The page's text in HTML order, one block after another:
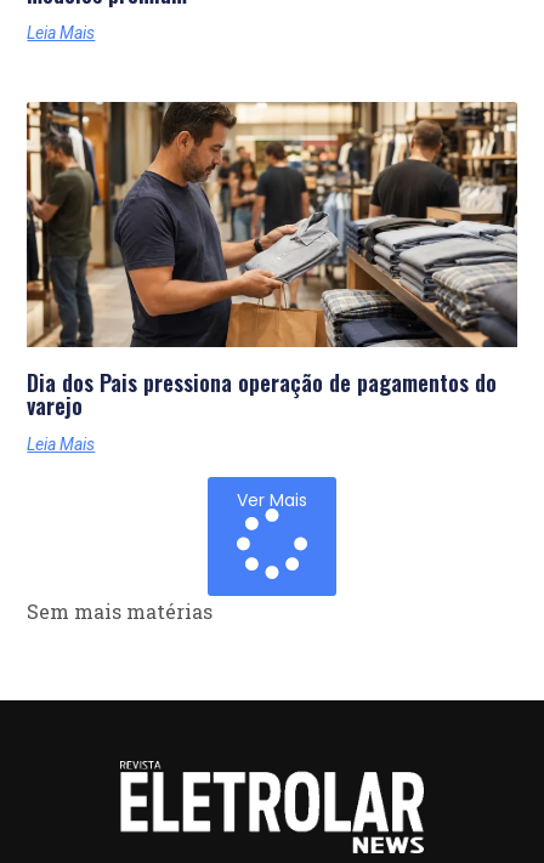
Leia Mais
Dia dos Pais pressiona operação de pagamentos do
varejo
Leia Mais
Ver Mais
Sem mais matérias